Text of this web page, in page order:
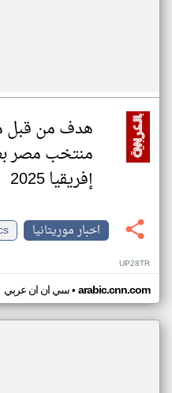
هدف من قبل
منتخب مصر
إفريقيا 2025
اخبار موريتانيا
UP28TR
سي ان ان عربي• arabic.cnn.com